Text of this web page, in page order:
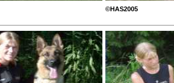
©HAS2005